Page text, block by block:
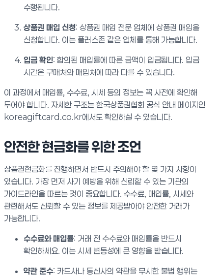
수행됩니다.
상품권 매입 신청: 상품권 매입 전문 업체에 상품권 매입을
신청합니다. 이는 플러스존 같은 업체를 통해 가능합니다.
입금 확인: 합의된 매입률에 따른 금액이 입금됩니다. 입금
시간은 구매처와 매입처에 따라 다를 수 있습니다.
이 과정에서 매입률, 수수료, 시세 등의 정보는 꼭 사전에 확인해
두어야 합니다. 자세한 구조는 한국상품권협회 공식 안내 페이지인
koreagiftcard.co.kr에서도 확인하실 수 있습니다.
안전한 현금화를 위한 조언
상품권현금화를 진행하면서 반드시 주의해야 할 몇 가지 사항이
있습니다. 가장 먼저 사기 예방을 위해 신뢰할 수 있는 기관의
가이드라인을 따르는 것이 중요합니다. 수수료, 매입률, 시세와
관련해서도 신뢰할 수 있는 정보를 제공받아야 안전한 거래가
가능합니다.
수수료와 매입률: 거래 전 수수료와 매입률을 반드시
확인하세요. 이는 시세 변동성에 큰 영향을 받습니다.
약관 준수: 카드사나 통신사의 약관을 무시한 불법 행위는